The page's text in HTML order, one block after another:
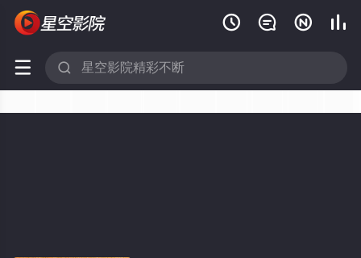
   
 